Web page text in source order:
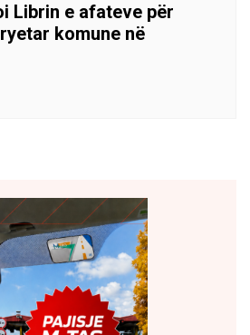
Librin e afateve për
komune në